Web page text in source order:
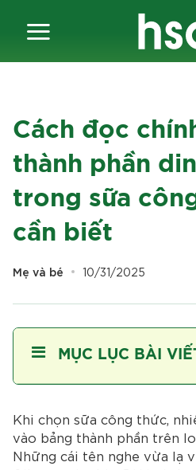
Cách đọc
thành phần
trong sữa
cần biết
Mẹ và bé 10/31/2025
MỤC LỤC BÀI
Khi chọn sữa công thức,
vào bảng thành phần trên
Những cái tên nghe vừa lạ